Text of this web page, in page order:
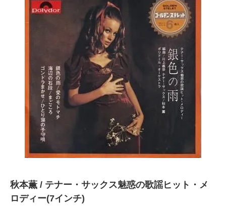
秋本薫 / テナー・サックス魅惑の歌謡ヒット・メ
ロディー(7インチ)